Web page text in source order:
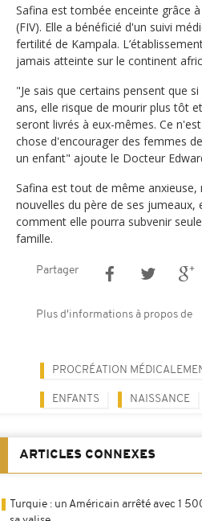
Safina est tombée enceinte grâce
(FIV). Elle a bénéficié d'un suivi
fertilité de Kampala.
jamais atteinte sur le continent
"Je sais que certains pensent que
ans, elle risque de mourir plus tôt
seront livrés à eux-mêmes. Ce
chose d'encourager des femmes
un enfant" ajoute le Docteur
Safina est tout de même anxieuse,
nouvelles du père de ses jumeaux,
comment elle pourra subvenir
famille.
Partager
Plus d'informations à propos de
PROCRÉATION
ENFANTS NAISSANCE
ARTICLES CONNEXES
Turquie : un Américain arrêté avec 1